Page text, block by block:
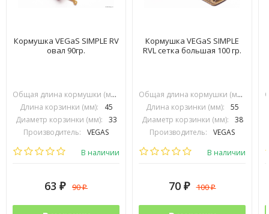
Кормушка VEGaS SIMPLE RV
овал 90гр.
Общая длина кормушки (мм):
Длина корзинки (мм):
45
Диаметр корзинки (мм):
33
Производитель:
VEGAS
В наличии
63 ₽ 90₽
Кормушка VEGaS SIMPLE
RVL сетка большая 100 гр.
Общая длина кормушки (мм):
Длина корзинки (мм):
55
Диаметр корзинки (мм):
38
Производитель:
VEGAS
В наличии
70 ₽ 100₽